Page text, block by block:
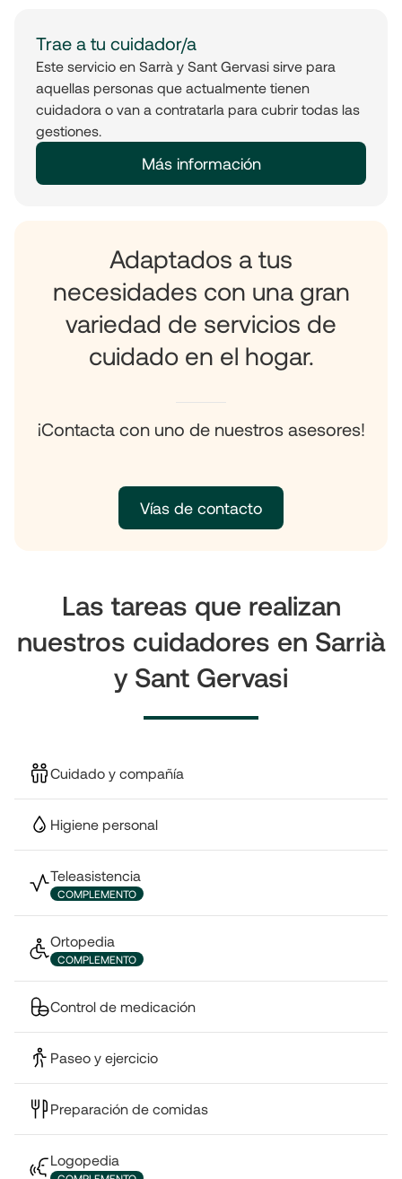
Trae a tu cuidador/a
Este servicio en Sarrà y Sant Gervasi sirve para
aquellas personas que actualmente tienen
cuidadora o van a contratarla para cubrir todas las
gestiones.
Más información
Adaptados a tus
necesidades con una gran
variedad de servicios de
cuidado en el hogar.
¡Contacta con uno de nuestros asesores!
Vías de contacto
Las tareas que realizan
nuestros cuidadores en Sarrià
y Sant Gervasi
Cuidado y compañía
Higiene personal
Teleasistencia
COMPLEMENTO
Ortopedia
COMPLEMENTO
Control de medicación
Paseo y ejercicio
Preparación de comidas
Logopedia